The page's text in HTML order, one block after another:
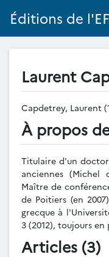
Éditions de
Laurent
Capdetrey, Laurent
À propos
Titulaire d'un
anciennes (Michel
Maître de
de Poitiers (en
grecque à
3 (2012), toujours en
Articles (3)